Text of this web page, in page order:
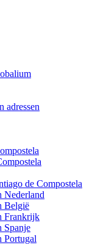
adressen
de Compostela
Nederland
België
Frankrijk
Spanje
Portugal